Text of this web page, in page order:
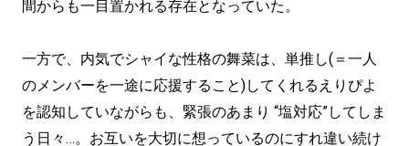
間からも一目置かれる存在となっていた。
一方で、内気でシャイな性格の舞菜は、単推し(＝一人
のメンバーを一途に応援すること)してくれるえりぴよ
を認知していながらも、緊張のあまり “塩対応”してしま
う日々…。お互いを大切に想っているのにすれ違い続け